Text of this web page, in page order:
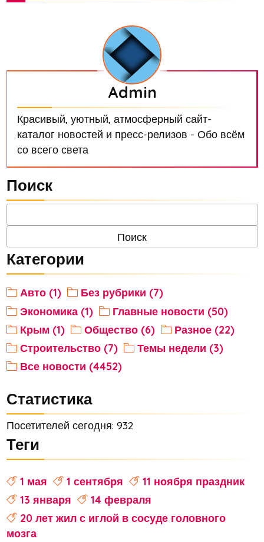
Admin
Красивый, уютный, атмосферный сайт-
каталог новостей и пресс-релизов - Обо всём
со всего света
Поиск
Категории
Авто (1)
Без рубрики (7)
Экономика (1)
Главные новости (50)
Крым (1)
Общество (6)
Разное (22)
Строительство (7)
Темы недели (3)
Все новости (4452)
Статистика
Посетителей сегодня: 932
Теги
1 мая 1 сентября
11 ноября праздник
13 января
14 февраля
20 лет жил с иглой в сосуде головного
мозга